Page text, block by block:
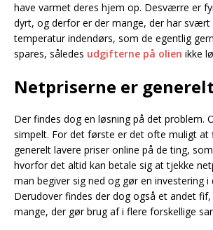
have varmet deres hjem op. Desværre er
dyrt, og derfor er der mange, der har svært
temperatur indendørs, som de egentlig
spares, således udgifterne på olien ikke
Netpriserne er
Der findes dog en løsning på det problem.
simpelt. For det første er det ofte muligt at
generelt lavere priser online på de ting,
hvorfor det altid kan betale sig at tjekke
man begiver sig ned og gør en investering i
Derudover findes der dog også et andet
mange, der gør brug af i flere forskellige